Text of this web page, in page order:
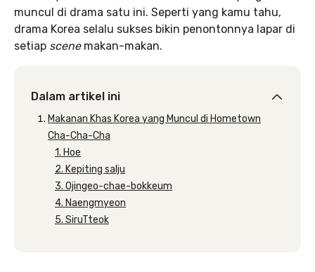
muncul di drama satu ini. Seperti yang kamu tahu,
drama Korea selalu sukses bikin penontonnya lapar di
setiap scene makan-makan.
Dalam artikel ini
Makanan Khas Korea yang Muncul di Hometown
Cha-Cha-Cha
1. Hoe
2. Kepiting salju
3. Ojingeo-chae-bokkeum
4. Naengmyeon
5. SiruTteok